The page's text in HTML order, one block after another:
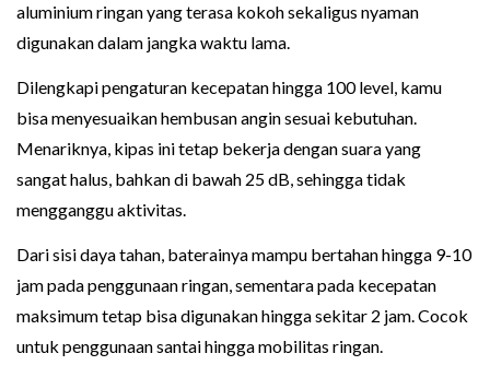
aluminium ringan yang terasa kokoh sekaligus nyaman
digunakan dalam jangka waktu lama.
Dilengkapi pengaturan kecepatan hingga 100 level, kamu
bisa menyesuaikan hembusan angin sesuai kebutuhan.
Menariknya, kipas ini tetap bekerja dengan suara yang
sangat halus, bahkan di bawah 25 dB, sehingga tidak
mengganggu aktivitas.
Dari sisi daya tahan, baterainya mampu bertahan hingga 9-10
jam pada penggunaan ringan, sementara pada kecepatan
maksimum tetap bisa digunakan hingga sekitar 2 jam. Cocok
untuk penggunaan santai hingga mobilitas ringan.